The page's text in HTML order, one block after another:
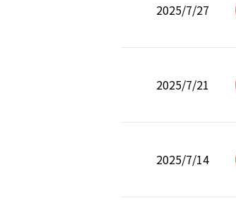
2025/7/27
2025/7/21
2025/7/14